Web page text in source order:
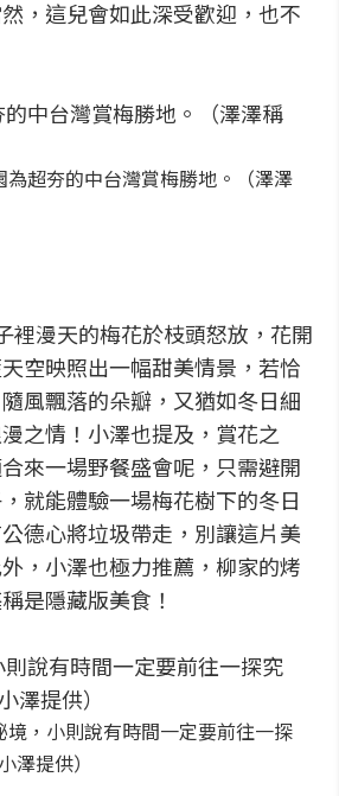
，這兒會如此深受歡迎，也不
為超夯的中台灣賞梅勝地。（澤澤
裡漫天的梅花於枝頭怒放，花開
空映照出一幅甜美情景，若恰
風飄落的朵瓣，又猶如冬日細
之情！小澤也提及，賞花之
來一場野餐盛會呢，只需避開
就能體驗一場梅花樹下的冬日
德心將垃圾帶走，別讓這片美
，小澤也極力推薦，柳家的烤
是隱藏版美食！
境，小則說有時間一定要前往一探
澤提供）